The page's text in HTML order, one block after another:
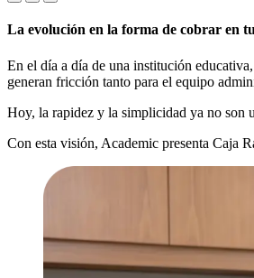
La evolución en la forma de cobrar en
En el día a día de una institución
generan fricción tanto para el equipo
Hoy, la rapidez y la simplicidad ya no son
Con esta visión, Academic presenta Caja